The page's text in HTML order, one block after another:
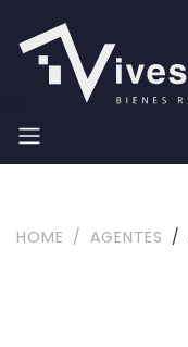
HOME AGENTES